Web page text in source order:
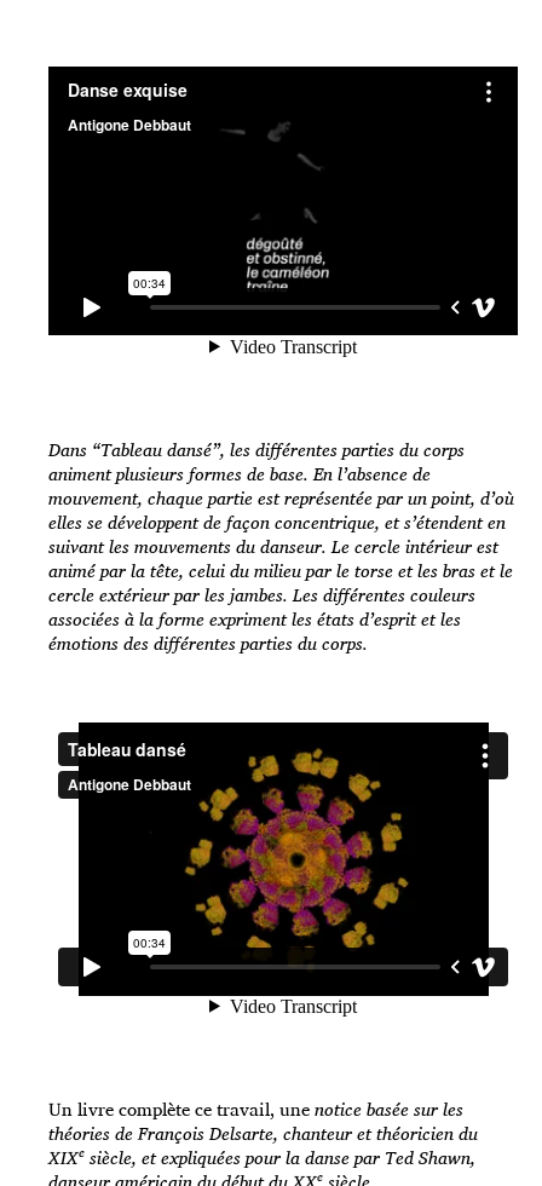
Dans “Tableau dansé”, les différentes parties du corps
animent plusieurs formes de base. En l’absence de
mouvement, chaque partie est représentée par un point, d’où
elles se développent de façon concentrique, et s’étendent en
suivant les mouvements du danseur. Le cercle intérieur est
animé par la tête, celui du milieu par le torse et les bras et le
cercle extérieur par les jambes. Les différentes couleurs
associées à la forme expriment les états d’esprit et les
émotions des différentes parties du corps.
Un livre complète ce travail, unenotice basée sur les
théories de François Delsarte, chanteur et théoricien du
XIXe siècle, et expliquées pour la danse par Ted Shawn,
e